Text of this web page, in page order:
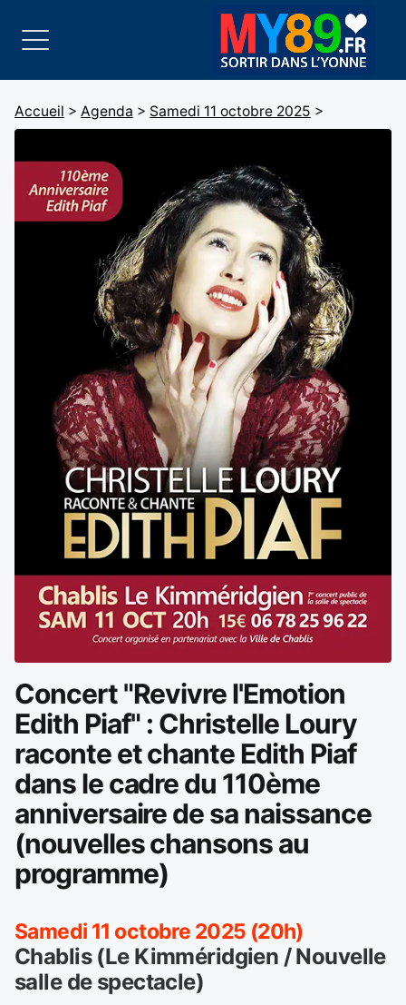
Accueil > Agenda > Samedi 11 octobre 2025 >
Concert "Revivre l'Emotion
Edith Piaf" : Christelle Loury
raconte et chante Edith Piaf
dans le cadre du 110ème
anniversaire de sa naissance
(nouvelles chansons au
programme)
Samedi 11 octobre 2025 (20h)
Chablis (Le Kimméridgien / Nouvelle
salle de spectacle)